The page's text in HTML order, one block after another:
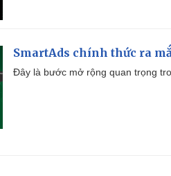
SmartAds chính thức ra
Đây là bước mở rộng quan trọng